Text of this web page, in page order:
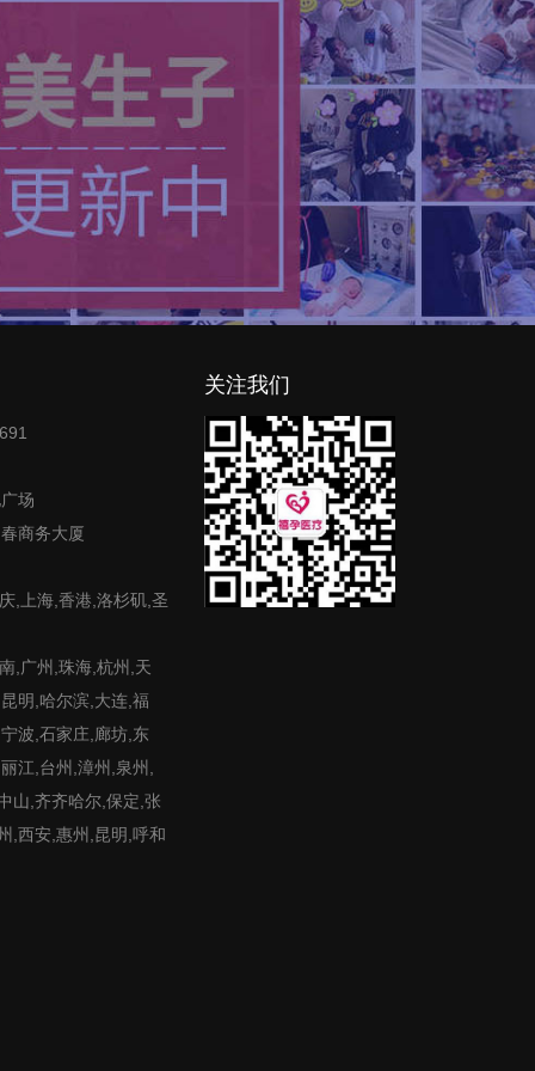
场
商务大厦
,上海,香港,洛杉矶,圣
,广州,珠海,杭州,天
明,哈尔滨,大连,福
波,石家庄,廊坊,东
江,台州,漳州,泉州,
山,齐齐哈尔,保定,张
,西安,惠州,昆明,呼和
关注我们